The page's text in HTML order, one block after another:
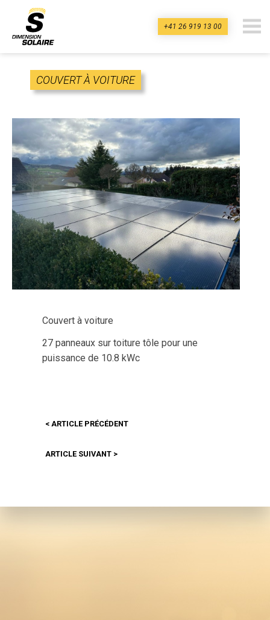
+41 26 919 13 00
COUVERT À VOITURE
Couvert à voiture
27 panneaux sur toiture tôle pour une
puissance de 10.8 kWc
< ARTICLE PRÉCÉDENT
ARTICLE SUIVANT >